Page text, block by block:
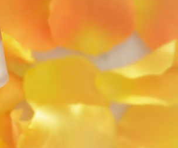
ベースメイク・仕上げ
サプリメント（インナーケ